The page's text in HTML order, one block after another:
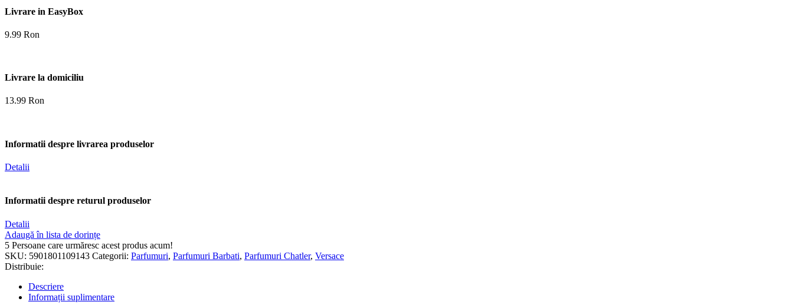
Livrare in EasyBox
9.99 Ron
Livrare la domiciliu
13.99 Ron
Informatii despre livrarea produselor
Detalii
Informatii despre returul produselor
Detalii
Adaugă în lista de dorințe
5 Persoane care urmăresc acest produs acum!
SKU: 5901801109143 Categorii: Parfumuri, Parfumuri Barbati, Parfumuri Chatler, Versace
Distribuie:
Descriere
Informații suplimentare